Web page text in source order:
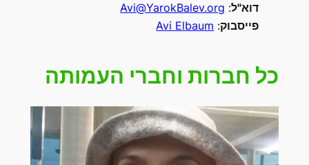
דוא"ל:
Avi@YarokBalev.org
פייסבוק:
Avi Elbaum
כל חברות וחברי העמותה